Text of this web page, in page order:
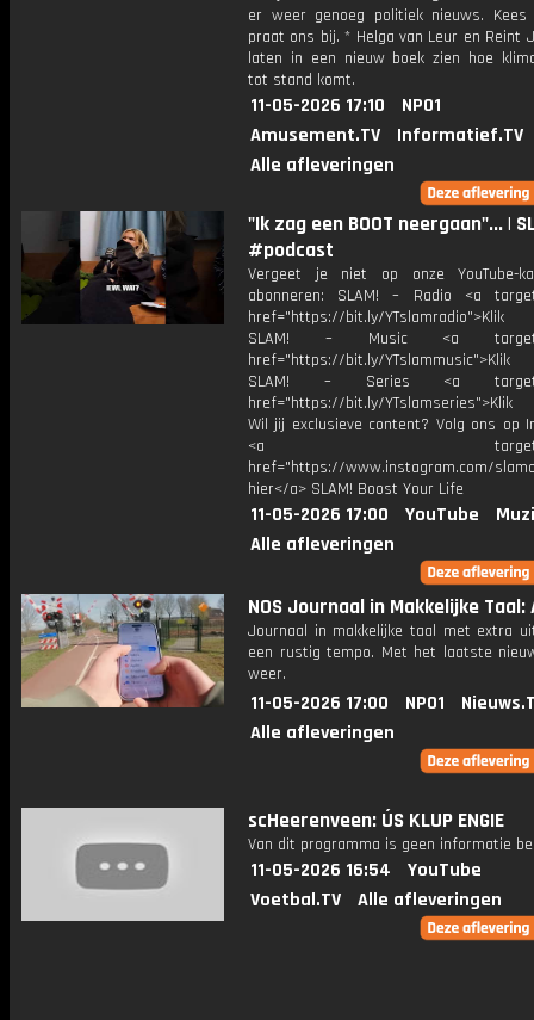
er weer genoeg politiek nieuws. Kees
praat ons bij. * Helga van Leur en Reint
laten in een nieuw boek zien hoe
tot stand komt.
11-05-2026 17:10
NPO1
Amusement.TV
Informatief.TV
Alle afleveringen
"Ik zag een BOOT neergaan"... |
#podcast
Vergeet je niet op onze YouTube-
abonneren: SLAM! – Radio <a
href="https://bit.ly/
SLAM! – Music <a
href="https://bit.ly/
SLAM! – Series <a
href="https://bit.ly/
Wil jij exclusieve content? Volg ons op
<a
href="https://www.instagram.com/
hier</a> SLAM! Boost Your Life
11-05-2026 17:00 YouTube
Alle afleveringen
NOS Journaal in Makkelijke
Journaal in makkelijke taal met extra
een rustig tempo. Met het laatste
weer.
11-05-2026 17:00 NPO1
Alle afleveringen
scHeerenveen: ÚS KLUP ENGIE
Van dit programma is geen informatie
11-05-2026 16:54
YouTube
Voetbal.TV
Alle afleveringen